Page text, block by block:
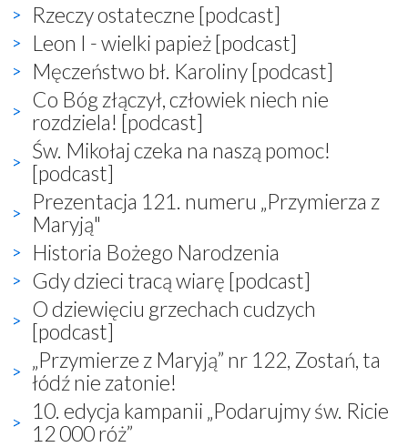
Rzeczy ostateczne [podcast]
Leon I - wielki papież [podcast]
Męczeństwo bł. Karoliny [podcast]
Co Bóg złączył, człowiek niech nie
rozdziela! [podcast]
Św. Mikołaj czeka na naszą pomoc!
[podcast]
Prezentacja 121. numeru „Przymierza z
Maryją"
Historia Bożego Narodzenia
Gdy dzieci tracą wiarę [podcast]
O dziewięciu grzechach cudzych
[podcast]
„Przymierze z Maryją” nr 122, Zostań, ta
łódź nie zatonie!
10. edycja kampanii „Podarujmy św. Ricie
12 000 róż”